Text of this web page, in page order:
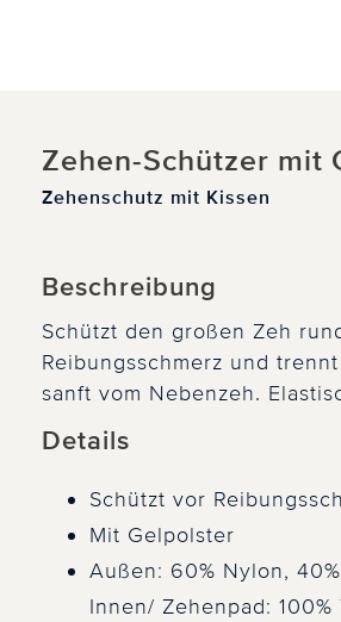
Zehen-Schützer mit
Zehenschutz mit Kissen
Beschreibung
Schützt den großen Zeh
Reibungsschmerz und
sanft vom Nebenzeh.
Details
Schützt vor
Mit Gelpolster
Außen: 60% Nylon,
Innen/ Zehenpad: 100%